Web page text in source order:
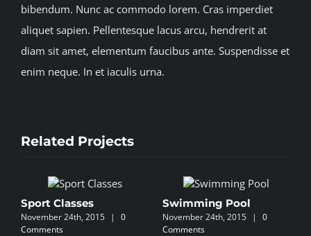
bibendum. Nunc ac commodo lorem. Cras imperdiet
aliquet sapien. Pellentesque lacus arcu, hendrerit at
diam sit amet, elementum faucibus ante. Suspendisse et
enim neque. In et iaculis urna.
Related Projects
Sport Classes
November 24th, 2015 |
0
Comments
Swimming Pool
November 24th, 2015 |
0
Comments